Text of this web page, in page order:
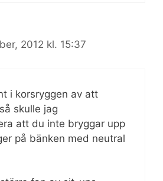
2012 kl. 15:37
i korsryggen av att
skulle jag
att du inte bryggar upp
på bänken med neutral